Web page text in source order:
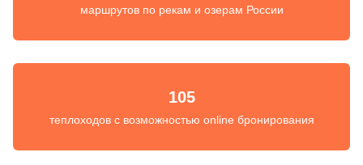
маршрутов по рекам и озерам России
105
теплоходов с возможностью online бронирования